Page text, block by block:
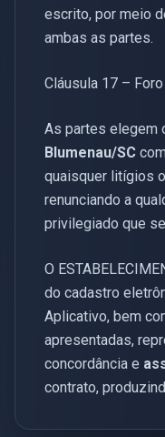
escrito, por meio
ambas as partes.
Cláusula 17 – Foro
As partes elegem
Blumenau/SC
quaisquer litígios
renunciando a
privilegiado que
O
do cadastro
Aplicativo, bem
apresentadas,
concordância e
contrato,